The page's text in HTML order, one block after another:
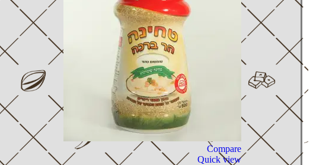
Compare
Quick view